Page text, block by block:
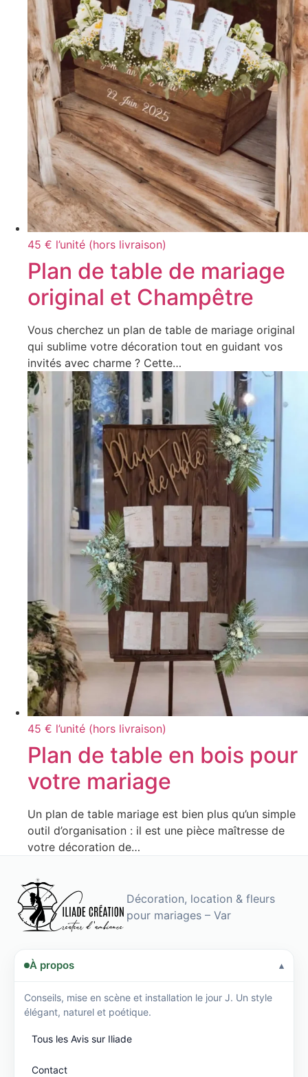
45 € l’unité (hors livraison)
Plan de table de mariage
original et Champêtre
Vous cherchez un plan de table de mariage original
qui sublime votre décoration tout en guidant vos
invités avec charme ? Cette…
45 € l’unité (hors livraison)
Plan de table en bois pour
votre mariage
Un plan de table mariage est bien plus qu’un simple
outil d’organisation : il est une pièce maîtresse de
votre décoration de…
Décoration, location & fleurs
pour mariages – Var
À propos
Conseils, mise en scène et installation le jour J. Un style
élégant, naturel et poétique.
Tous les Avis sur Iliade
Contact